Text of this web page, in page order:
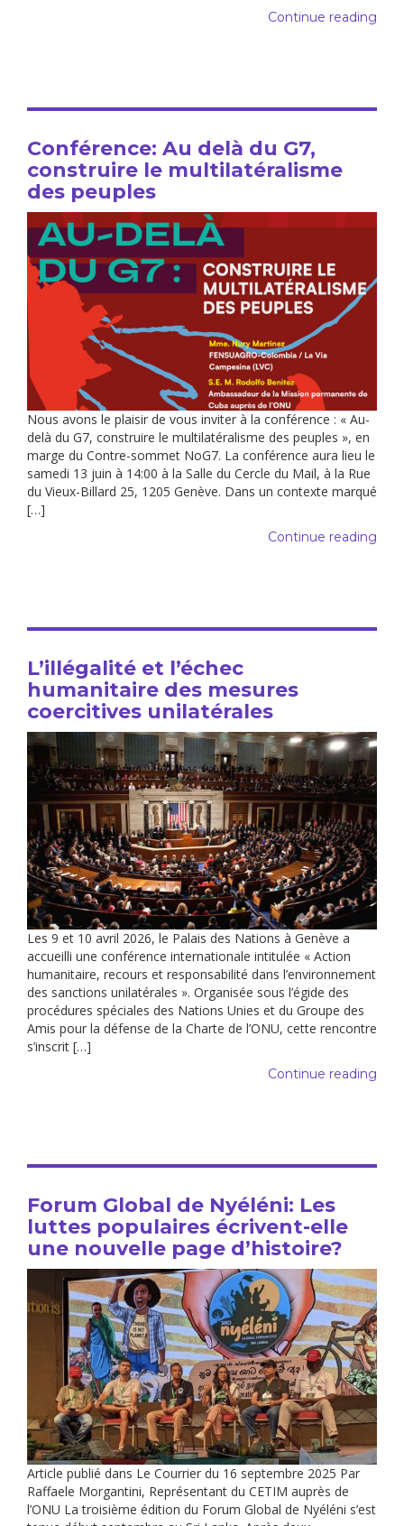
Continue reading
Conférence: Au delà du G7,
construire le multilatéralisme
des peuples
Nous avons le plaisir de vous inviter à la conférence : « Au-
delà du G7, construire le multilatéralisme des peuples », en
marge du Contre-sommet NoG7. La conférence aura lieu le
samedi 13 juin à 14:00 à la Salle du Cercle du Mail, à la Rue
du Vieux-Billard 25, 1205 Genève. Dans un contexte marqué
[…]
Continue reading
L’illégalité et l’échec
humanitaire des mesures
coercitives unilatérales
Les 9 et 10 avril 2026, le Palais des Nations à Genève a
accueilli une conférence internationale intitulée « Action
humanitaire, recours et responsabilité dans l’environnement
des sanctions unilatérales ». Organisée sous l’égide des
procédures spéciales des Nations Unies et du Groupe des
Amis pour la défense de la Charte de l’ONU, cette rencontre
s’inscrit […]
Continue reading
Forum Global de Nyéléni: Les
luttes populaires écrivent-elle
une nouvelle page d’histoire?
Article publié dans Le Courrier du 16 septembre 2025 Par
Raffaele Morgantini, Représentant du CETIM auprès de
l’ONU La troisième édition du Forum Global de Nyéléni s’est